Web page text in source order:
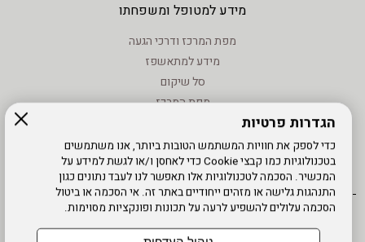
הגדרות פרטיות
כדי לספק את חוויות המשתמש הטובות ביותר, אנו משתמשים
בטכנולוגיות כמו קבצי Cookie כדי לאחסן ו/או לגשת למידע על
המכשיר. הסכמה לטכנולוגיות אלו תאפשר לנו לעבד נתונים כגון
התנהגות גלישה או מזהים ייחודיים באתר זה. אי הסכמה או ביטול
הסכמה עלולים להשפיע לרעה על תכונות ופונקציות מסוימות.
מידע למטופל ומשפחתו
מפת המרכז ודרכי הגעה
מידע למתאשפז
סל שיקום
מפת המרכז
טיפול בנזעי חשמל
מידע שימוש - קישורים לאתרים
מפת אתר
הרשמה